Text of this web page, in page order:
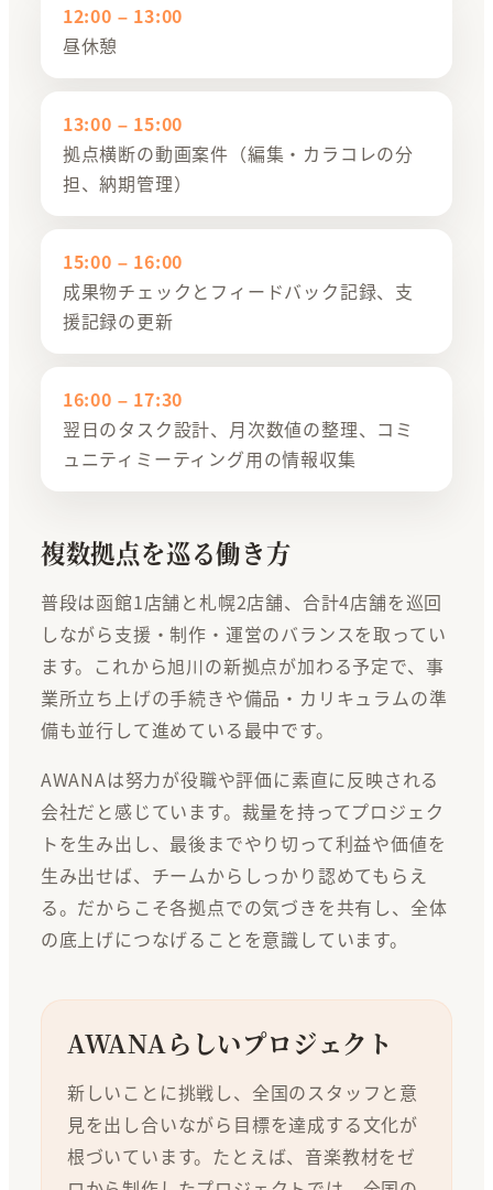
12:00 – 13:00
昼休憩
13:00 – 15:00
拠点横断の動画案件（編集・カラコレの分
担、納期管理）
15:00 – 16:00
成果物チェックとフィードバック記録、支
援記録の更新
16:00 – 17:30
翌日のタスク設計、月次数値の整理、コミ
ュニティミーティング用の情報収集
複数拠点を巡る働き方
普段は函館1店舗と札幌2店舗、合計4店舗を巡回
しながら支援・制作・運営のバランスを取ってい
ます。これから旭川の新拠点が加わる予定で、事
業所立ち上げの手続きや備品・カリキュラムの準
備も並行して進めている最中です。
AWANAは努力が役職や評価に素直に反映される
会社だと感じています。裁量を持ってプロジェク
トを生み出し、最後までやり切って利益や価値を
生み出せば、チームからしっかり認めてもらえ
る。だからこそ各拠点での気づきを共有し、全体
の底上げにつなげることを意識しています。
AWANAらしいプロジェクト
新しいことに挑戦し、全国のスタッフと意
見を出し合いながら目標を達成する文化が
根づいています。たとえば、音楽教材をゼ